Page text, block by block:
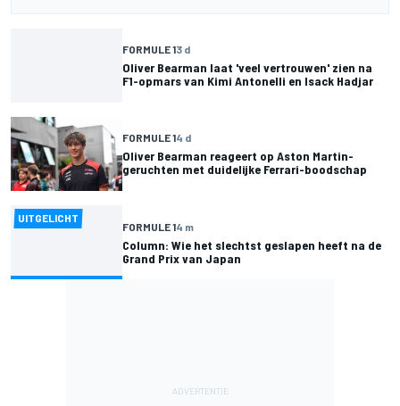
FORMULE 13 d
Oliver Bearman laat 'veel vertrouwen' zien na
F1-opmars van Kimi Antonelli en Isack Hadjar
FORMULE 14 d
Oliver Bearman reageert op Aston Martin-
geruchten met duidelijke Ferrari-boodschap
UITGELICHT
FORMULE 14 m
Column: Wie het slechtst geslapen heeft na de
Grand Prix van Japan